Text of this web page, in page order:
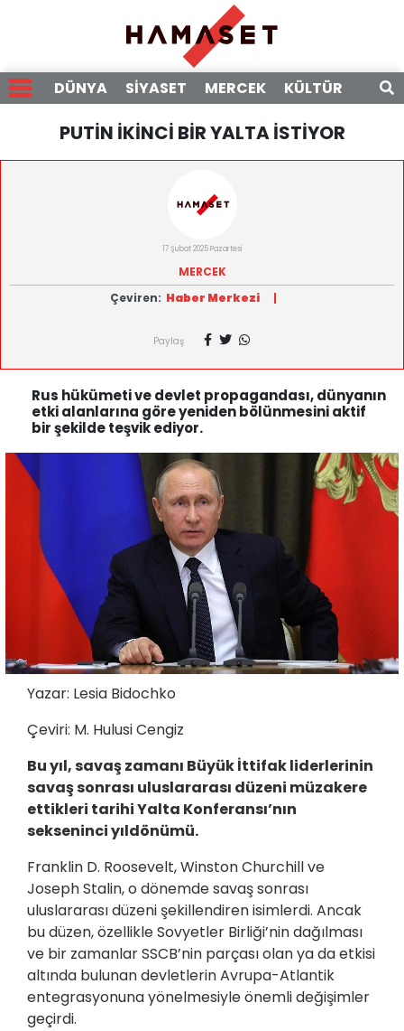
DÜNYA SİYASET MERCEK KÜLTÜR
PUTİN İKİNCİ BİR YALTA İSTİYOR
17 Şubat 2025 Pazartesi
MERCEK
Çeviren: Haber Merkezi |
Paylaş
Rus hükümeti ve devlet propagandası, dünyanın
etki alanlarına göre yeniden bölünmesini aktif
bir şekilde teşvik ediyor.
Yazar: Lesia Bidochko
Çeviri: M. Hulusi Cengiz
Bu yıl, savaş zamanı Büyük İttifak liderlerinin
savaş sonrası uluslararası düzeni müzakere
ettikleri tarihi Yalta Konferansı’nın
sekseninci yıldönümü.
Franklin D. Roosevelt, Winston Churchill ve
Joseph Stalin, o dönemde savaş sonrası
uluslararası düzeni şekillendiren isimlerdi. Ancak
bu düzen, özellikle Sovyetler Birliği’nin dağılması
ve bir zamanlar SSCB’nin parçası olan ya da etkisi
altında bulunan devletlerin Avrupa-Atlantik
entegrasyonuna yönelmesiyle önemli değişimler
geçirdi.